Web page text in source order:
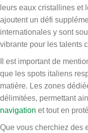
leurs eaux cristallines et
ajoutent un défi
internationales y sont
vibrante pour les talents
Il est important de
que les spots italiens
matière. Les zones
délimitées, permettant
navigation et tout en
Que vous cherchiez des